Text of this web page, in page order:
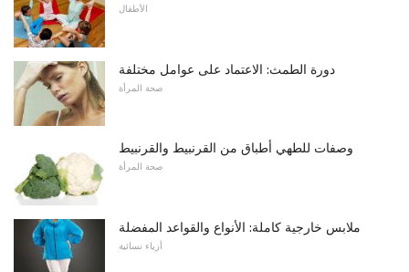
الأطفال
دورة الطمث: الاعتماد على عوامل مختلفة
صحة المرأة
وصفات للطهي أطباق من القرنبيط والقرنبيط
صحة المرأة
ملابس خارجية كاملة: الأنواع والقواعد المفضلة
أزياء نسائية